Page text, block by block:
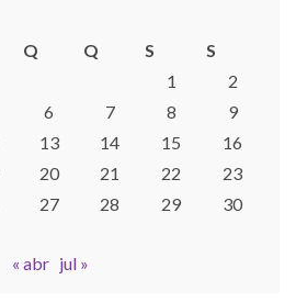
Q Q S
S
1
2
6 7 8
9
13 14 15
16
20 21 22
23
27 28 29
30
« abr jul »